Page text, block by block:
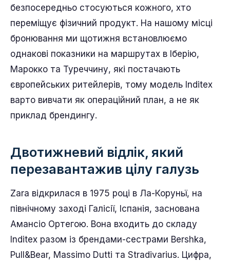
безпосередньо стосуються кожного, хто
переміщує фізичний продукт. На нашому місці
бронювання ми щотижня встановлюємо
однакові показники на маршрутах в Іберію,
Марокко та Туреччину, які постачають
європейських ритейлерів, тому модель Inditex
варто вивчати як операційний план, а не як
приклад брендингу.
Двотижневий відлік, який
перезавантажив цілу галузь
Zara відкрилася в 1975 році в Ла-Коруньї, на
північному заході Галісії, Іспанія, заснована
Амансіо Ортегою. Вона входить до складу
Inditex разом із брендами-сестрами Bershka,
Pull&Bear, Massimo Dutti та Stradivarius. Цифра,